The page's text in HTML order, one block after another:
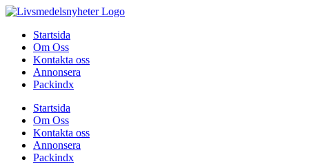
Hoppa
innehållStartsida
Om Oss
Kontakta oss
Annonsera
Packindx
Startsida
Om Oss
Kontakta oss
Annonsera
Packindx